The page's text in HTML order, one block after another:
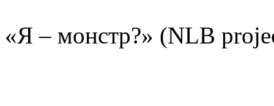
«Я – монстр?» (NLB